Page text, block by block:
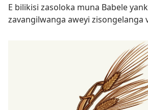
E bilikisi zasoloka muna Babele
zavangilwanga aweyi zisongelanga